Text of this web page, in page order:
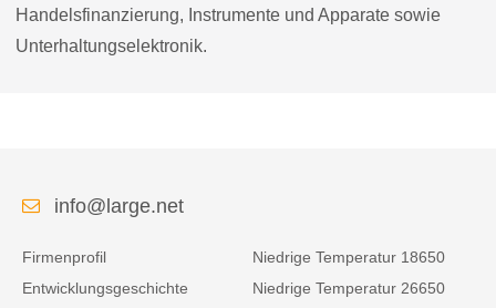
Handelsfinanzierung, Instrumente und Apparate sowie
Unterhaltungselektronik.
info@large.net
Firmenprofil
Entwicklungsgeschichte
Niedrige Temperatur 18650
Niedrige Temperatur 26650